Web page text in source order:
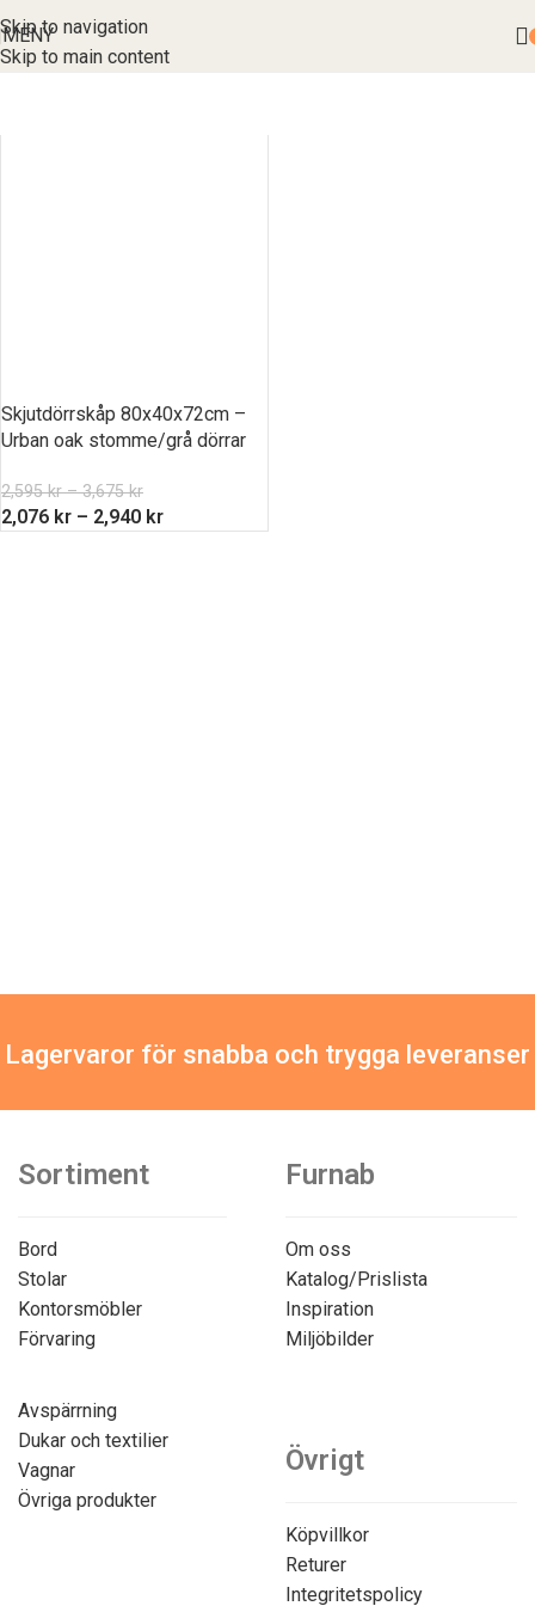
Skip to navigation
Skip to main content
MENY
Skjutdörrskåp 80x40x72cm –
Urban oak stomme/grå dörrar
2,595kr – 3,675kr
2,076 kr – 2,940 kr
Lagervaror för snabba och trygga leveranser
Sortiment
Bord
Stolar
Kontorsmöbler
Förvaring
Avspärrning
Dukar och textilier
Vagnar
Övriga produkter
Furnab
Om oss
Katalog/Prislista
Inspiration
Miljöbilder
Övrigt
Köpvillkor
Returer
Integritetspolicy